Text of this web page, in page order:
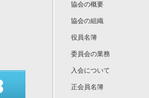
協会の概要
協会の組織
役員名簿
委員会の業務
入会について
正会員名簿